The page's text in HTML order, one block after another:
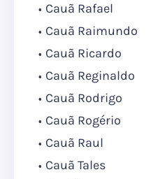
Cauã Rafael
Cauã Raimundo
Cauã Ricardo
Cauã Reginaldo
Cauã Rodrigo
Cauã Rogério
Cauã Raul
Cauã Tales